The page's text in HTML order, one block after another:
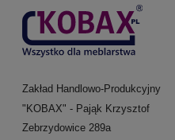
Zakład Handlowo-Produkcyjny
"KOBAX" - Pająk Krzysztof
Zebrzydowice 289a